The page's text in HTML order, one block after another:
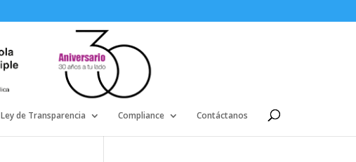
Ley de Transparencia Compliance Contáctanos